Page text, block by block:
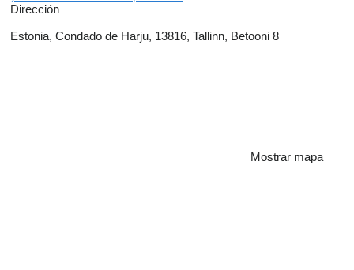
Dirección
Estonia, Condado de Harju, 13816, Tallinn, Betooni 8
Mostrar mapa